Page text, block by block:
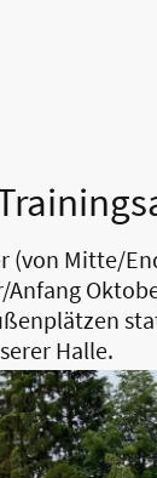
(von Mitte/
Anfang
Halle.